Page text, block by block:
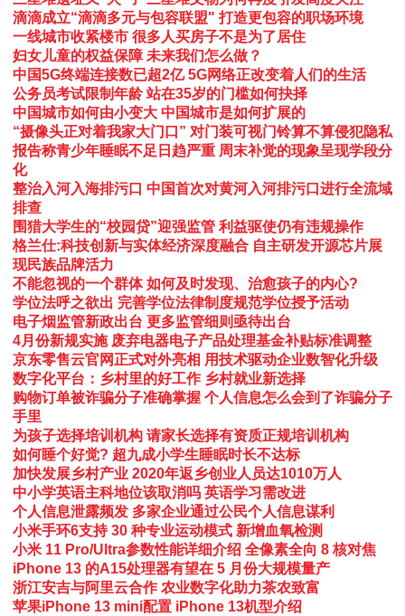
滴滴成立“滴滴多元与包容联盟" 打造更包容的职场环境
一线城市收紧楼市 很多人买房子不是为了居住
妇女儿童的权益保障 未来我们怎么做？
中国5G终端连接数已超2亿 5G网络正改变着人们的生活
公务员考试限制年龄 站在35岁的门槛如何抉择
中国城市如何由小变大 中国城市是如何扩展的
“摄像头正对着我家大门口” 对门装可视门铃算不算侵犯隐私
报告称青少年睡眠不足日趋严重 周末补觉的现象呈现学段分
化
整治入河入海排污口 中国首次对黄河入河排污口进行全流域
排查
围猎大学生的“校园贷”迎强监管 利益驱使仍有违规操作
格兰仕:科技创新与实体经济深度融合 自主研发开源芯片展
现民族品牌活力
不能忽视的一个群体 如何及时发现、治愈孩子的内心?
学位法呼之欲出 完善学位法律制度规范学位授予活动
电子烟监管新政出台 更多监管细则亟待出台
4月份新规实施 废弃电器电子产品处理基金补贴标准调整
京东零售云官网正式对外亮相 用技术驱动企业数智化升级
数字化平台：乡村里的好工作 乡村就业新选择
购物订单被诈骗分子准确掌握 个人信息怎么会到了诈骗分子
手里
为孩子选择培训机构 请家长选择有资质正规培训机构
如何睡个好觉? 超九成小学生睡眠时长不达标
加快发展乡村产业 2020年返乡创业人员达1010万人
中小学英语主科地位该取消吗 英语学习需改进
个人信息泄露频发 多家企业通过公民个人信息谋利
小米手环6支持 30 种专业运动模式 新增血氧检测
小米 11 Pro/Ultra参数性能详细介绍 全像素全向 8 核对焦
iPhone 13 的A15处理器有望在 5 月份大规模量产
浙江安吉与阿里云合作 农业数字化助力茶农致富
苹果iPhone 13 mini配置 iPhone 13机型介绍